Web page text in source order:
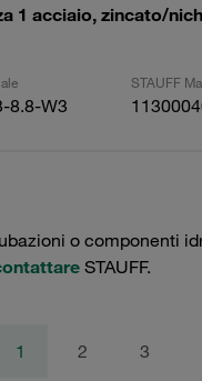
1 acciaio, zincato/
STAUFF
8.8-W3
o componenti
STAUFF.
1 2 3